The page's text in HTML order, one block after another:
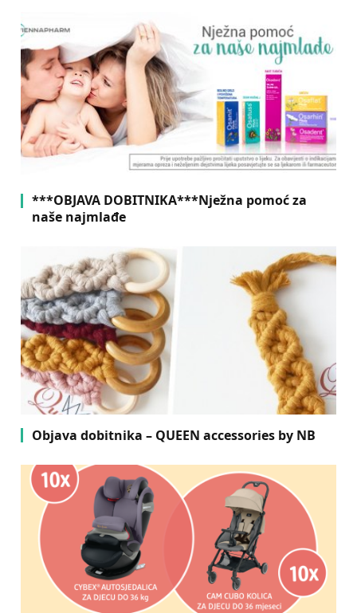
***OBJAVA DOBITNIKA***Nježna pomoć za
naše najmlađe
Objava dobitnika – QUEEN accessories by NB